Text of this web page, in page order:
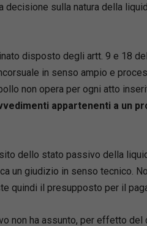
decisione sulla natura della
disposto degli artt. 9 e 18
in senso ampio e
non opera per ogni atto
appartenenti a un
dello stato passivo della
un giudizio in senso tecnico.
quindi il presupposto per il
non ha assunto, per effetto del